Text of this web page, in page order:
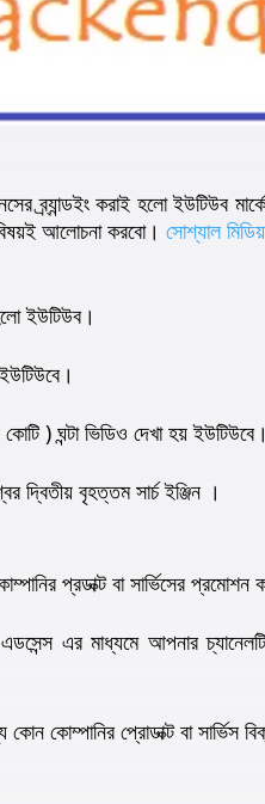
ব্র্যান্ডইং করাই হলো ইউটিউব
আলোচনা করবো।সোশ্যাল
ইউটিউব।
) ঘন্টা ভিডিও দেখা হয় ইউটিউবে।
দ্বিতীয় বৃহত্তম সার্চ ইঞ্জিন ।
প্রডাক্ট বা সার্ভিসের প্রমোশন
এর মাধ্যমে আপনার
কোম্পানির প্রোডাক্ট বা সার্ভিস